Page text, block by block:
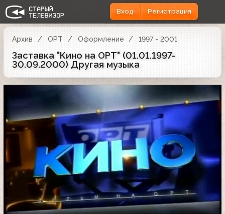
Вход Регистрация
Архив ОРТ Оформление 1997 - 2001
Заставка "Кино на ОРТ" (01.01.1997-
30.09.2000) Другая музыка